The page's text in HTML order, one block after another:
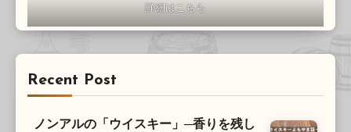
詳細はこちら
Recent Post
ノンアルの「ウイスキー」─香りを残し